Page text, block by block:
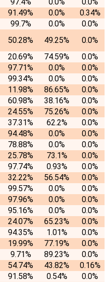
91.49% 0.0%
0.34%
99.7% 0.0%
0.0%
50.28% 49.25%
0.0%
20.69% 74.59%
0.0%
97.71% 0.0%
0.0%
99.34% 0.0%
0.0%
11.98% 86.65%
0.0%
60.98% 38.16%
0.0%
24.55% 75.26%
0.0%
37.31% 62.2%
0.0%
94.48% 0.0%
0.0%
78.88% 0.0%
0.0%
25.78% 73.1%
0.0%
97.74% 0.93%
0.0%
32.22% 56.54%
0.0%
99.57% 0.0%
0.0%
97.96% 0.0%
0.0%
95.16% 0.0%
0.0%
24.07% 65.23%
0.0%
94.35% 1.01%
0.0%
19.99% 77.19%
0.0%
9.71% 89.23%
0.0%
54.74% 43.82%
0.16%
91.58% 0.54%
0.0%